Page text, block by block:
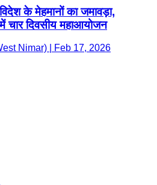
के मेहमानों का जमावड़ा,
चार दिवसीय महाआयोजन
Nimar) | Feb 17, 2026